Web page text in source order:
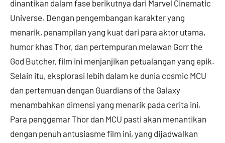
dinantikan dalam fase berikutnya dari Marvel Cinematic
Universe. Dengan pengembangan karakter yang
menarik, penampilan yang kuat dari para aktor utama,
humor khas Thor, dan pertempuran melawan Gorr the
God Butcher, film ini menjanjikan petualangan yang epik.
Selain itu, eksplorasi lebih dalam ke dunia cosmic MCU
dan pertemuan dengan Guardians of the Galaxy
menambahkan dimensi yang menarik pada cerita ini.
Para penggemar Thor dan MCU pasti akan menantikan
dengan penuh antusiasme film ini, yang dijadwalkan